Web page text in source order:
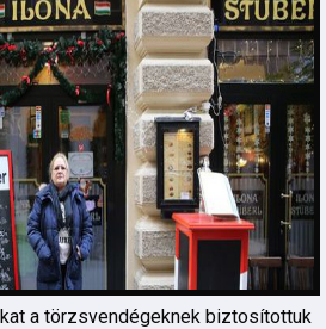
a törzsvendégeknek biztosítottuk